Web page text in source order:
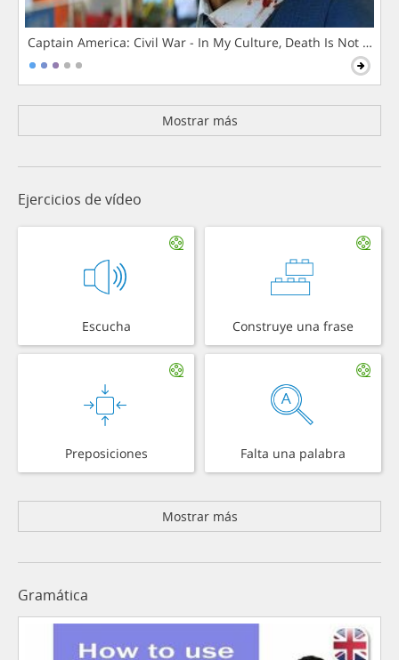
Captain America: Civil War - In My Culture, Death Is Not The
Mostrar más
Ejercicios de vídeo
Escucha Construye una frase
Preposiciones Falta una palabra
Mostrar más
Gramática